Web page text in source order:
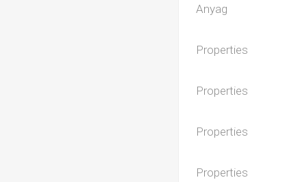
Anyag
Properties
Properties
Properties
Properties